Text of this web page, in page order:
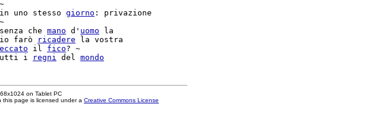
uno stesso giorno : privazione
che mano d' uomo la
farò ricadere la vostra
il fico? ~
i regni del mondo
on Tablet PC
this page is licensed under a Creative Commons License